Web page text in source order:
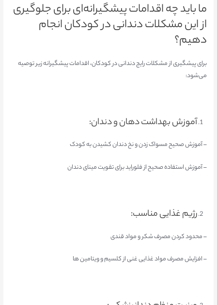
ما باید چه اقدامات پیشگیرانه‌ای برای جلوگیری
از این مشکلات دندانی در کودکان انجام
دهیم؟
برای پیشگیری از مشکلات رایج دندانی در کودکان، اقدامات پیشگیرانه زیر توصیه
می‌شود:
آموزش بهداشت دهان و دندان:
– آموزش صحیح مسواک زدن و نخ دندان کشیدن به کودک
– آموزش استفاده صحیح از فلوراید برای تقویت مینای دندان
رژیم غذایی مناسب:
– محدود کردن مصرف شکر و مواد قندی
– افزایش مصرف مواد غذایی غنی از کلسیم و ویتامین ها